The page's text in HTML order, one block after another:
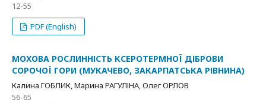
12-55
PDF (English)
МОХОВА РОСЛИННІСТЬ КСЕРОТЕРМНОЇ ДІБРОВИ
СОРОЧОЇ ГОРИ (МУКАЧЕВО, ЗАКАРПАТСЬКА РІВНИНА)
Калина ГОБЛИК, Марина РАГУЛІНА, Олег ОРЛОВ
56-65